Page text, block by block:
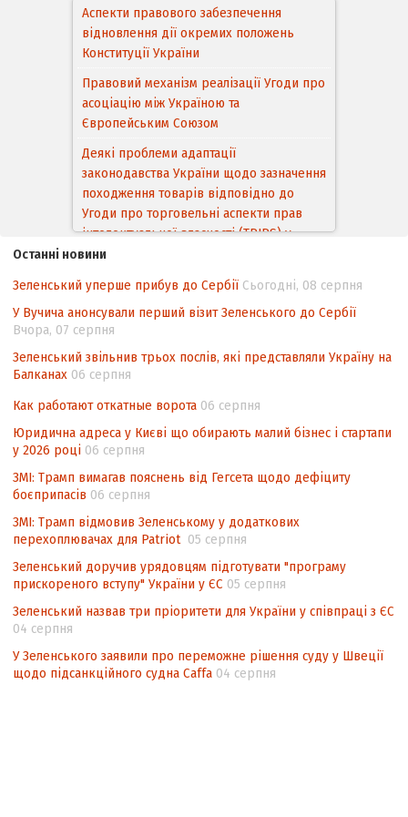
Аспекти правового забезпечення
відновлення дії окремих положень
Конституції України
Правовий механізм реалізації Угоди про
асоціацію між Україною та
Європейським Cоюзом
Деякі проблеми адаптації
законодавства України щодо зазначення
походження товарів відповідно до
Угоди про торговельні аспекти прав
інтелектуальної власності (TRIPS) у
контексті євроінтеграції
Аналіз виборчого законодавства щодо
невизначеності механізму повторного
підрахунку голосів виборців
Інформаційна безпека суспільства
Контент-аналіз відображення сенсу
національних інтересів у стратегічних
нормативно-правових документах
Останні новини
Зеленський уперше прибув до Сербії Сьогодні, 08 серпня
У Вучича анонсували перший візит Зеленського до Сербії
Вчора, 07 серпня
Зеленський звільнив трьох послів, які представляли Україну на
Балканах 06 серпня
Как работают откатные ворота 06 серпня
Юридична адреса у Києві що обирають малий бізнес і стартапи
у 2026 році 06 серпня
ЗМІ: Трамп вимагав пояснень від Гегсета щодо дефіциту
боєприпасів 06 серпня
ЗМІ: Трамп відмовив Зеленському у додаткових
перехоплювачах для Patriot 05 серпня
Зеленський доручив урядовцям підготувати "програму
прискореного вступу" України у ЄС 05 серпня
Зеленський назвав три пріоритети для України у співпраці з ЄС
04 серпня
У Зеленського заявили про переможне рішення суду у Швеції
щодо підсанкційного судна Caffa 04 серпня